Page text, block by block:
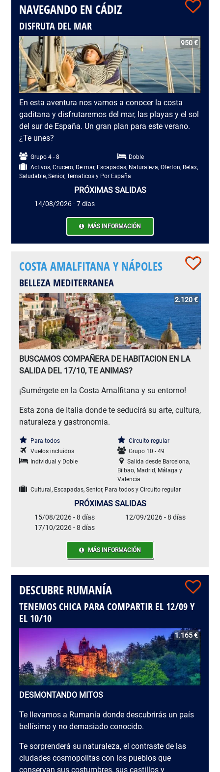
NAVEGANDO EN CÁDIZ
DISFRUTA DEL MAR
950 €
En esta aventura nos vamos a conocer la costa
gaditana y disfrutaremos del mar, las playas y el sol
del sur de España. Un gran plan para este verano.
¿Te unes?
Grupo 4 - 8
Doble
Activos, Crucero, De mar, Escapadas, Naturaleza, Oferton, Relax,
Saludable, Senior, Tematicos y Por España
PRÓXIMAS SALIDAS
14/08/2026 - 7 días
MÁS INFORMACIÓN
COSTA AMALFITANA Y NÁPOLES
BELLEZA MEDITERRANEA
2.120 €
BUSCAMOS COMPAÑERA DE HABITACION EN LA
SALIDA DEL 17/10, TE ANIMAS?
¡Sumérgete en la Costa Amalfitana y su entorno!
Esta zona de Italia donde te seducirá su arte, cultura,
naturaleza y gastronomía.
Para todos
Circuito regular
Vuelos incluidos
Grupo 10 - 49
Individual y Doble
Salida desde Barcelona,
Bilbao, Madrid, Málaga y
Valencia
Cultural, Escapadas, Senior, Para todos y Circuito regular
PRÓXIMAS SALIDAS
15/08/2026 - 8 días
12/09/2026 - 8 días
17/10/2026 - 8 días
MÁS INFORMACIÓN
DESCUBRE RUMANÍA
TENEMOS CHICA PARA COMPARTIR EL 12/09 Y
EL 10/10
1.165 €
DESMONTANDO MITOS
Te llevamos a Rumanía donde descubrirás un país
bellísimo y no demasiado conocido.
Te sorprenderá su naturaleza, el contraste de las
ciudades cosmopolitas con los pueblos que
conservan sus costumbres, sus castillos y